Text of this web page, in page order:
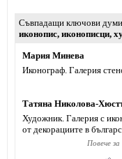
Съвпадащи ключови думи
иконопис, иконописци,
Мария Минева
Иконограф. Галерия
Татяна Николова-
Художник. Галерия с
от декорациите в
Повече